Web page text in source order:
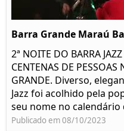
Barra Grande Maraú
2ª NOITE DO BARRA
CENTENAS DE PESSOAS
GRANDE. Diverso,
Jazz foi acolhido pela
seu nome no calendário
Publicado em 08/10/2023